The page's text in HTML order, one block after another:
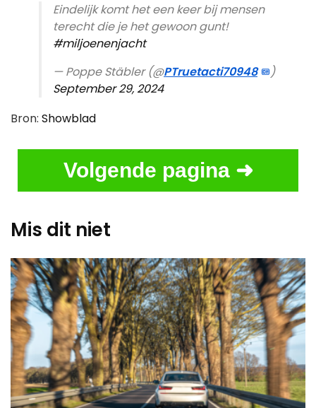
Eindelijk komt het een keer bij mensen
terecht die je het gewoon gunt!
#miljoenenjacht
— Poppe Stäbler (@PTruetacti70948
)
September 29, 2024
Bron: Showblad
Volgende pagina ➜
Mis dit niet